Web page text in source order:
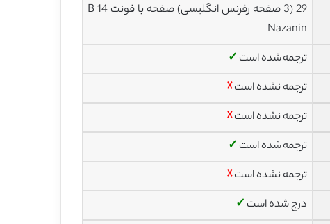
29 (3 صفحه رفرنس انگلیسی) صفحه با فونت 14 B
Nazanin
ترجمه شده است ✓
ترجمه نشده است☓
ترجمه نشده است☓
ترجمه شده است ✓
ترجمه نشده است☓
درج شده است ✓